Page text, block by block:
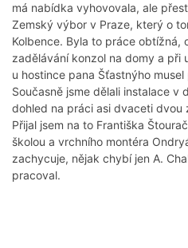
má nabídka vyhovovala, ale
Zemský výbor v Praze, který o
Kolbence. Byla to práce obtížná,
zadělávání konzol na domy a při
u hostince pana Šťastnýho
Současně jsme dělali instalace v
dohled na práci asi dvaceti dvou
Přijal jsem na to Františka
školou a vrchního montéra
zachycuje, nějak chybí jen A.
pracoval.